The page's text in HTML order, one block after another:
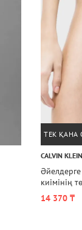
ТЕК ҚАНА
CALVIN KLEIN
Әйелдерге
киімінің
14 370 ₸